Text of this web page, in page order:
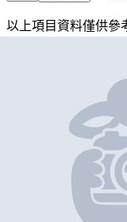
以上項目資料僅供參